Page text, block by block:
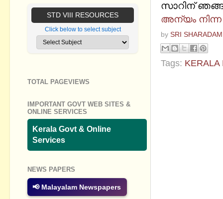
സാറിന്
അന്യം
by SRI
Tags: KERALA
STD VIII RESOURCES
Click below to select subject
TOTAL PAGEVIEWS
IMPORTANT GOVT WEB SITES &
ONLINE SERVICES
Kerala Govt & Online
Services
NEWS PAPERS
📢 Malayalam Newspapers